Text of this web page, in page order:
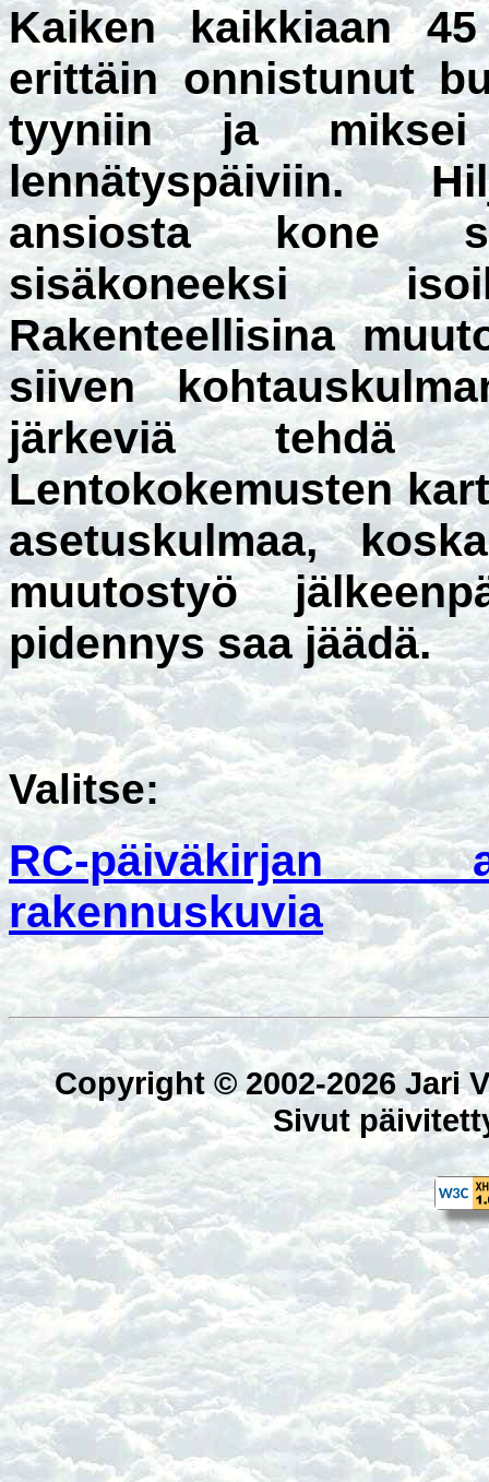
Kaiken kaikkiaan
erittäin onnistunut
tyyniin ja miksei
lennätyspäiviin.
ansiosta kone
sisäkoneeksi
Rakenteellisina
siiven
järkeviä tehdä
Lentokokemusten
asetuskulmaa,
muutostyö
pidennys saa jäädä.
Valitse:
RC-päiväkirjan
rakennuskuvia
Copyright © 2002-2026 Jari
Sivut